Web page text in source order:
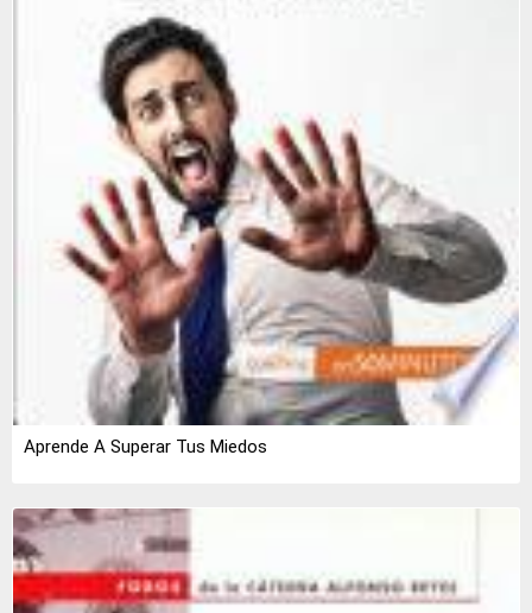
Aprende A Superar Tus Miedos